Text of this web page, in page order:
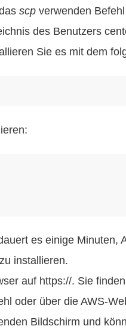
scp verwenden
des Benutzers
Sie es mit dem
es einige Minuten,
installieren.
auf https://. Sie
oder über die AWS-
Bildschirm und